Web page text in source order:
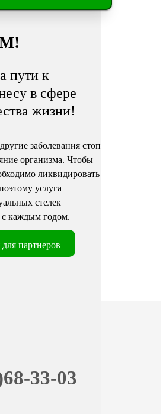
пути к
в сфере
жизни!
заболевания стоп
организма. Чтобы
ликвидировать
услуга
стелек
с каждым годом.
партнеров
33-03